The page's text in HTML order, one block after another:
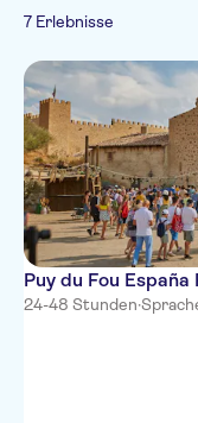
7 Erlebnisse
Puy du Fou
24-48 Stunden·